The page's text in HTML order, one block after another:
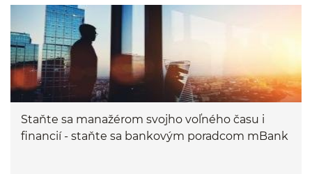
Staňte sa manažérom svojho voľného času i
financií - staňte sa bankovým poradcom mBank